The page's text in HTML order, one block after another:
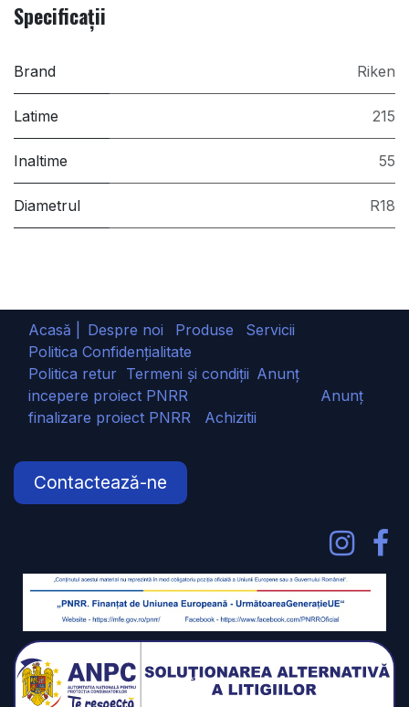
Specificații
Brand Riken
Latime 215
Inaltime 55
Diametrul R18
Acasă | Despre noi Produse
Servicii
Politica Confidențialitate
Politica retur Termeni și condiții Anunț
incepere proiect PNRR
Anunț
finalizare proiect PNRR Achizitii
Contactează-ne